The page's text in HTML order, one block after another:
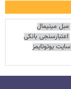
مبل مینیمال
اعتبارسنجی بانکی
سایت یوتوتایمز